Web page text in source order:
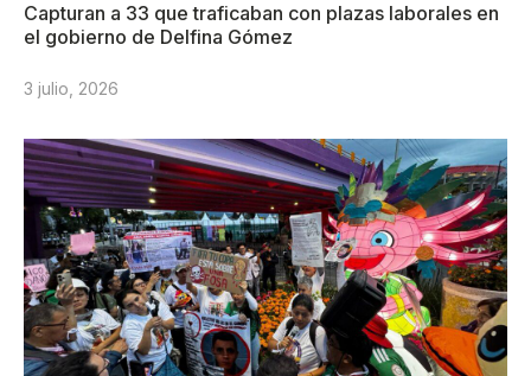
Capturan a 33 que traficaban con plazas laborales en
el gobierno de Delfina Gómez
3 julio, 2026